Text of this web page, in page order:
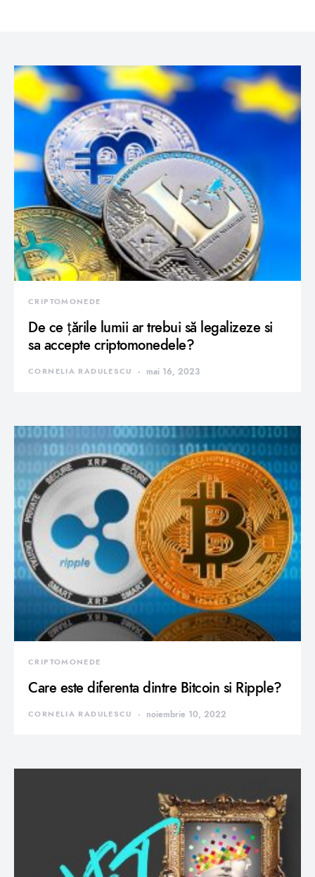
CRIPTOMONEDE
De ce țările lumii ar trebui să legalizeze si
sa accepte criptomonedele?
CORNELIA RADULESCU mai 16, 2023
CRIPTOMONEDE
Care este diferenta dintre Bitcoin si Ripple?
CORNELIA RADULESCU noiembrie 10, 2022